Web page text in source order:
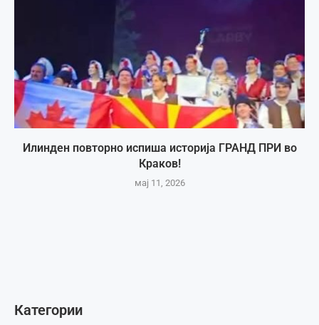
Илинден повторно испиша историја ГРАНД ПРИ во
Краков!
мај 11, 2026
Категории